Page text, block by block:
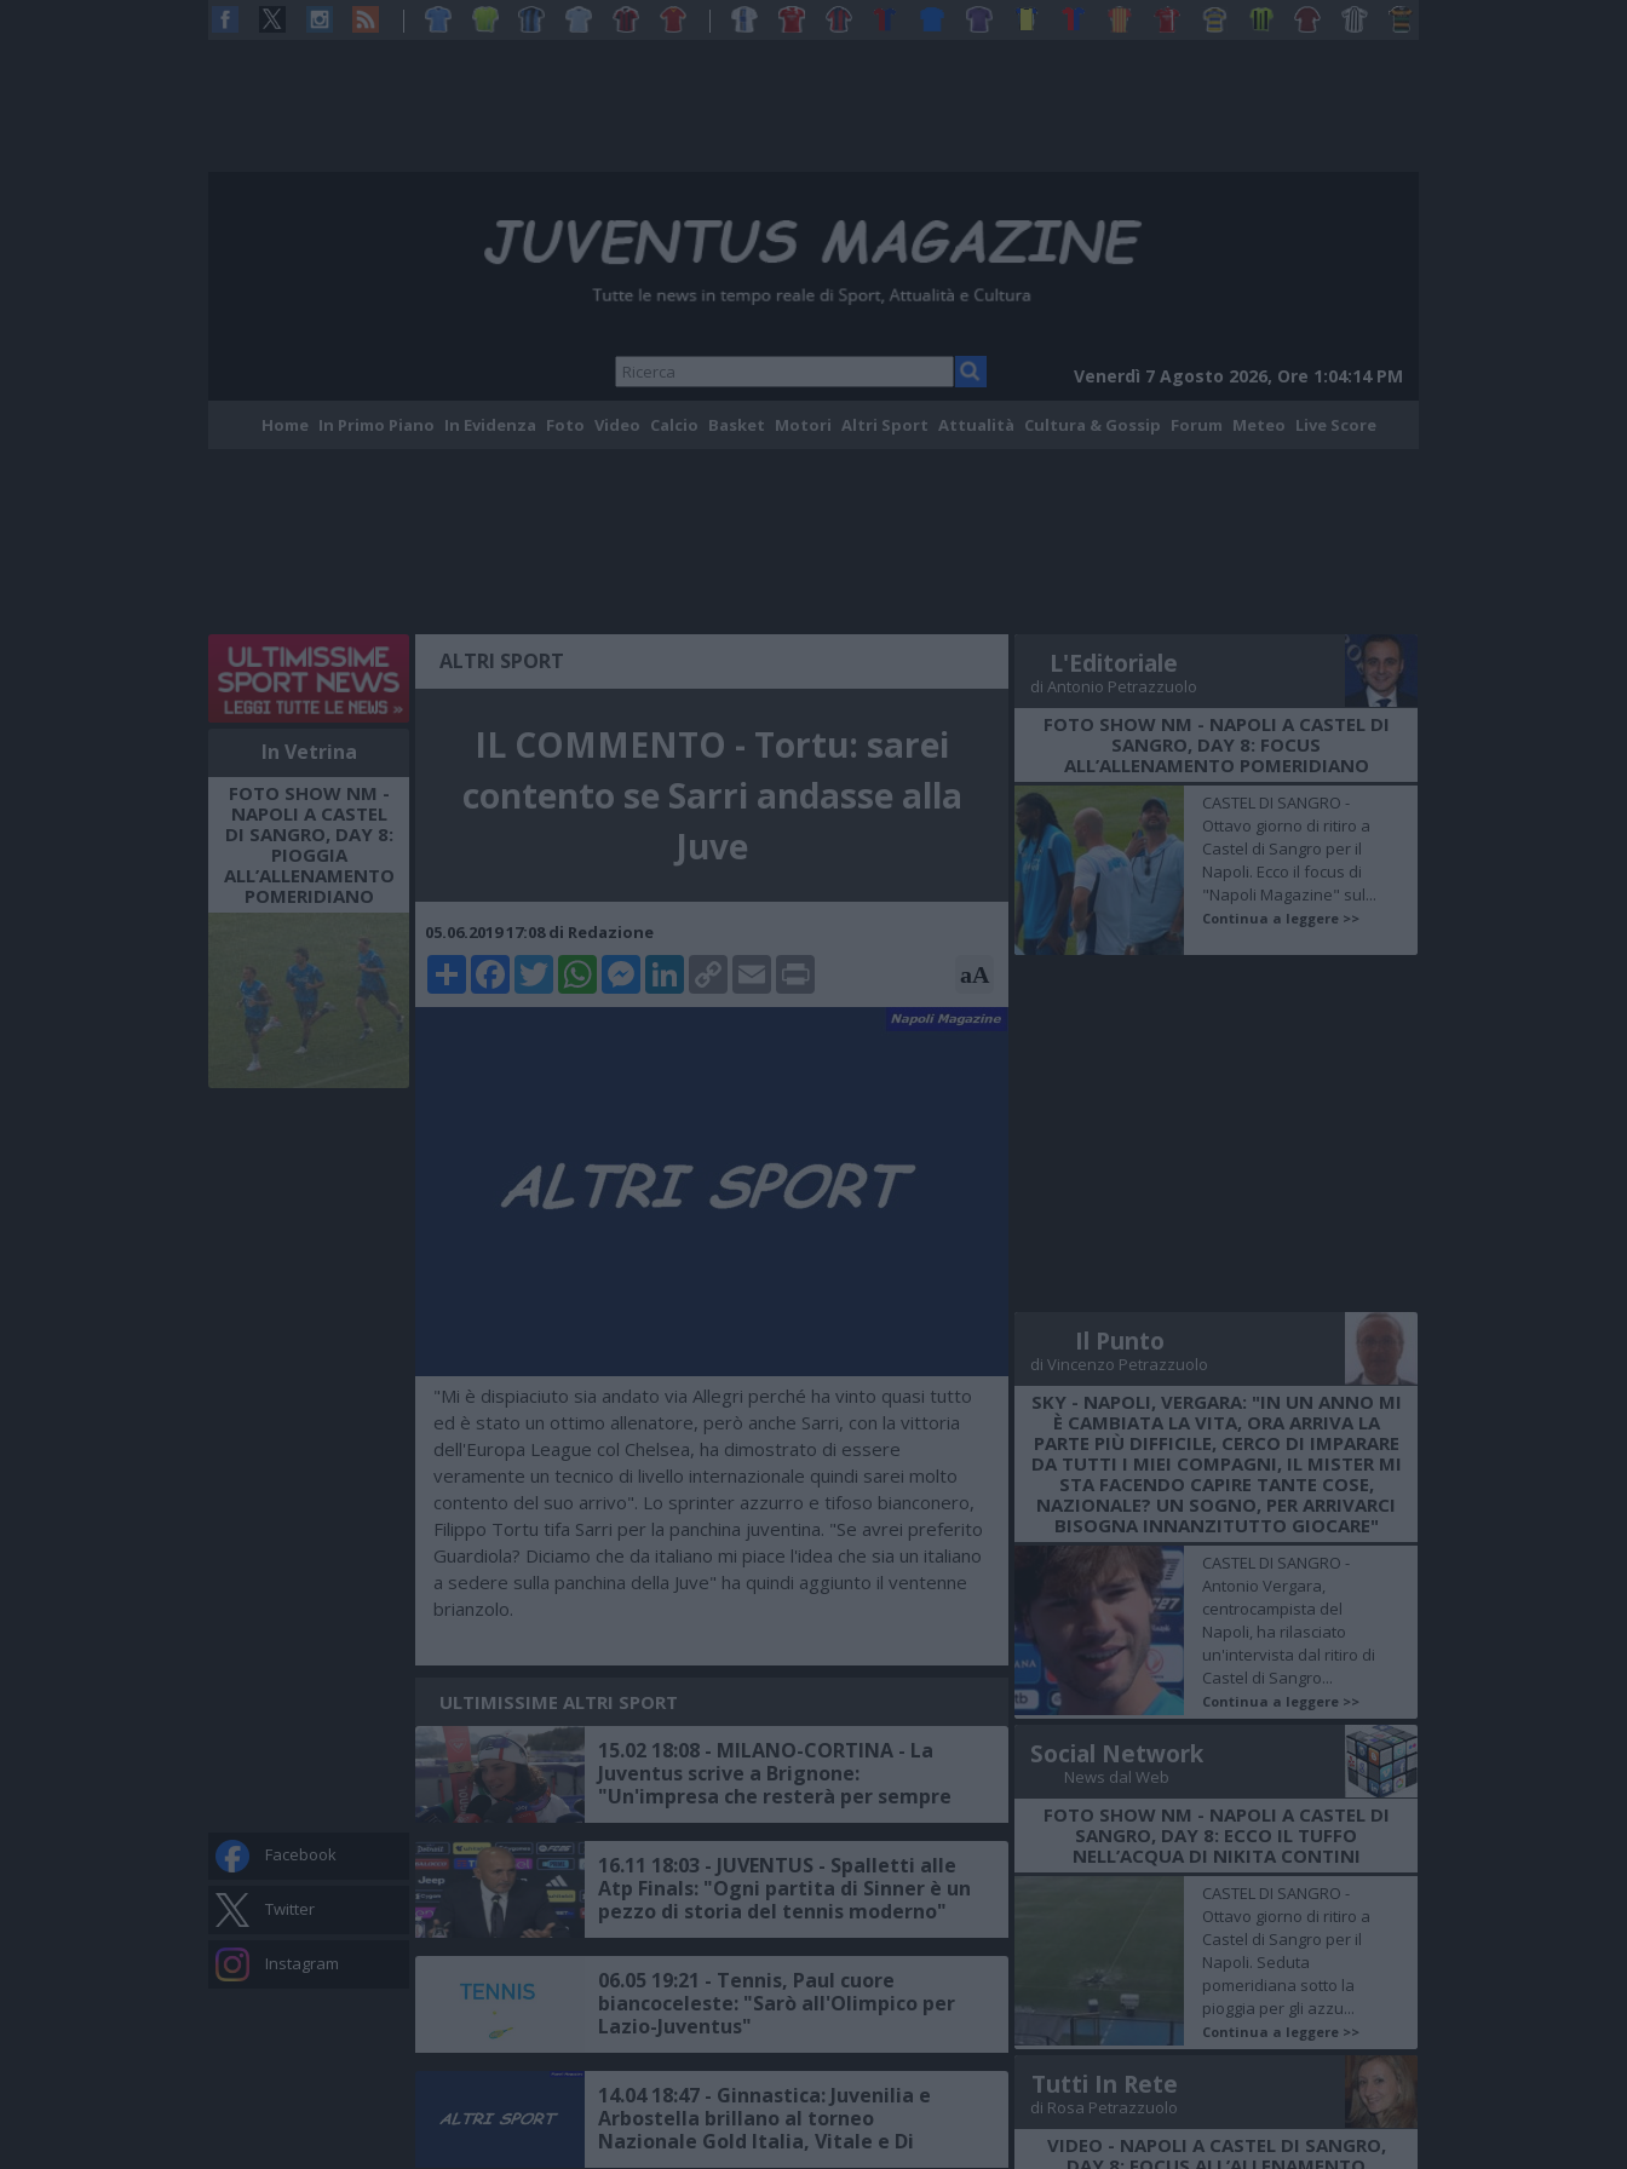
Venerdì 7 Agosto 2026, Ore 1:04:15 PM
Home In Primo Piano In Evidenza Foto Video Calcio Basket Motori Altri Sport Attualità Cultura & Gossip Forum Meteo Live Score
In Vetrina
FOTO SHOW NM -
NAPOLI A CASTEL
DI SANGRO, DAY 8:
PIOGGIA
ALL’ALLENAMENTO
POMERIDIANO
Facebook
Twitter
Instagram
ALTRI SPORT
IL COMMENTO - Tortu: sarei
contento se Sarri andasse alla
Juve
05.06.2019 17:08 di Redazione
ShareFacebookTwitterWhatsAppMessenger
LinkedIn
Copy
Link
Email Print aA
"Mi è dispiaciuto sia andato via Allegri perché ha vinto quasi tutto
ed è stato un ottimo allenatore, però anche Sarri, con la vittoria
dell'Europa League col Chelsea, ha dimostrato di essere
veramente un tecnico di livello internazionale quindi sarei molto
contento del suo arrivo". Lo sprinter azzurro e tifoso bianconero,
Filippo Tortu tifa Sarri per la panchina juventina. "Se avrei preferito
Guardiola? Diciamo che da italiano mi piace l'idea che sia un italiano
a sedere sulla panchina della Juve" ha quindi aggiunto il ventenne
brianzolo.
ULTIMISSIME ALTRI SPORT
15.02 18:08 - MILANO-CORTINA - La
Juventus scrive a Brignone:
"Un'impresa che resterà per sempre
nella storia dello sport italiano"
16.11 18:03 - JUVENTUS - Spalletti alle
Atp Finals: "Ogni partita di Sinner è un
pezzo di storia del tennis moderno"
06.05 19:21 - Tennis, Paul cuore
biancoceleste: "Sarò all'Olimpico per
Lazio-Juventus"
14.04 18:47 - Ginnastica: Juvenilia e
Arbostella brillano al torneo
Nazionale Gold Italia, Vitale e Di
L'Editoriale
di Antonio Petrazzuolo
FOTO SHOW NM - NAPOLI A CASTEL DI
SANGRO, DAY 8: FOCUS
ALL’ALLENAMENTO POMERIDIANO
CASTEL DI SANGRO -
Ottavo giorno di ritiro a
Castel di Sangro per il
Napoli. Ecco il focus di
"Napoli Magazine" sul...
Continua a leggere >>
Il Punto
di Vincenzo Petrazzuolo
SKY - NAPOLI, VERGARA: "IN UN ANNO MI
È CAMBIATA LA VITA, ORA ARRIVA LA
PARTE PIÙ DIFFICILE, CERCO DI IMPARARE
DA TUTTI I MIEI COMPAGNI, IL MISTER MI
STA FACENDO CAPIRE TANTE COSE,
NAZIONALE? UN SOGNO, PER ARRIVARCI
BISOGNA INNANZITUTTO GIOCARE"
CASTEL DI SANGRO -
Antonio Vergara,
centrocampista del
Napoli, ha rilasciato
un'intervista dal ritiro di
Castel di Sangro...
Continua a leggere >>
Social Network
News dal Web
FOTO SHOW NM - NAPOLI A CASTEL DI
SANGRO, DAY 8: ECCO IL TUFFO
NELL’ACQUA DI NIKITA CONTINI
CASTEL DI SANGRO -
Ottavo giorno di ritiro a
Castel di Sangro per il
Napoli. Seduta
pomeridiana sotto la
pioggia per gli azzu...
Continua a leggere >>
Tutti In Rete
di Rosa Petrazzuolo
VIDEO - NAPOLI A CASTEL DI SANGRO,